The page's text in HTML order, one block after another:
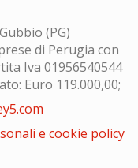
(PG)
di Perugia con
Iva 01956540544
Euro 119.000,00;
e cookie policy